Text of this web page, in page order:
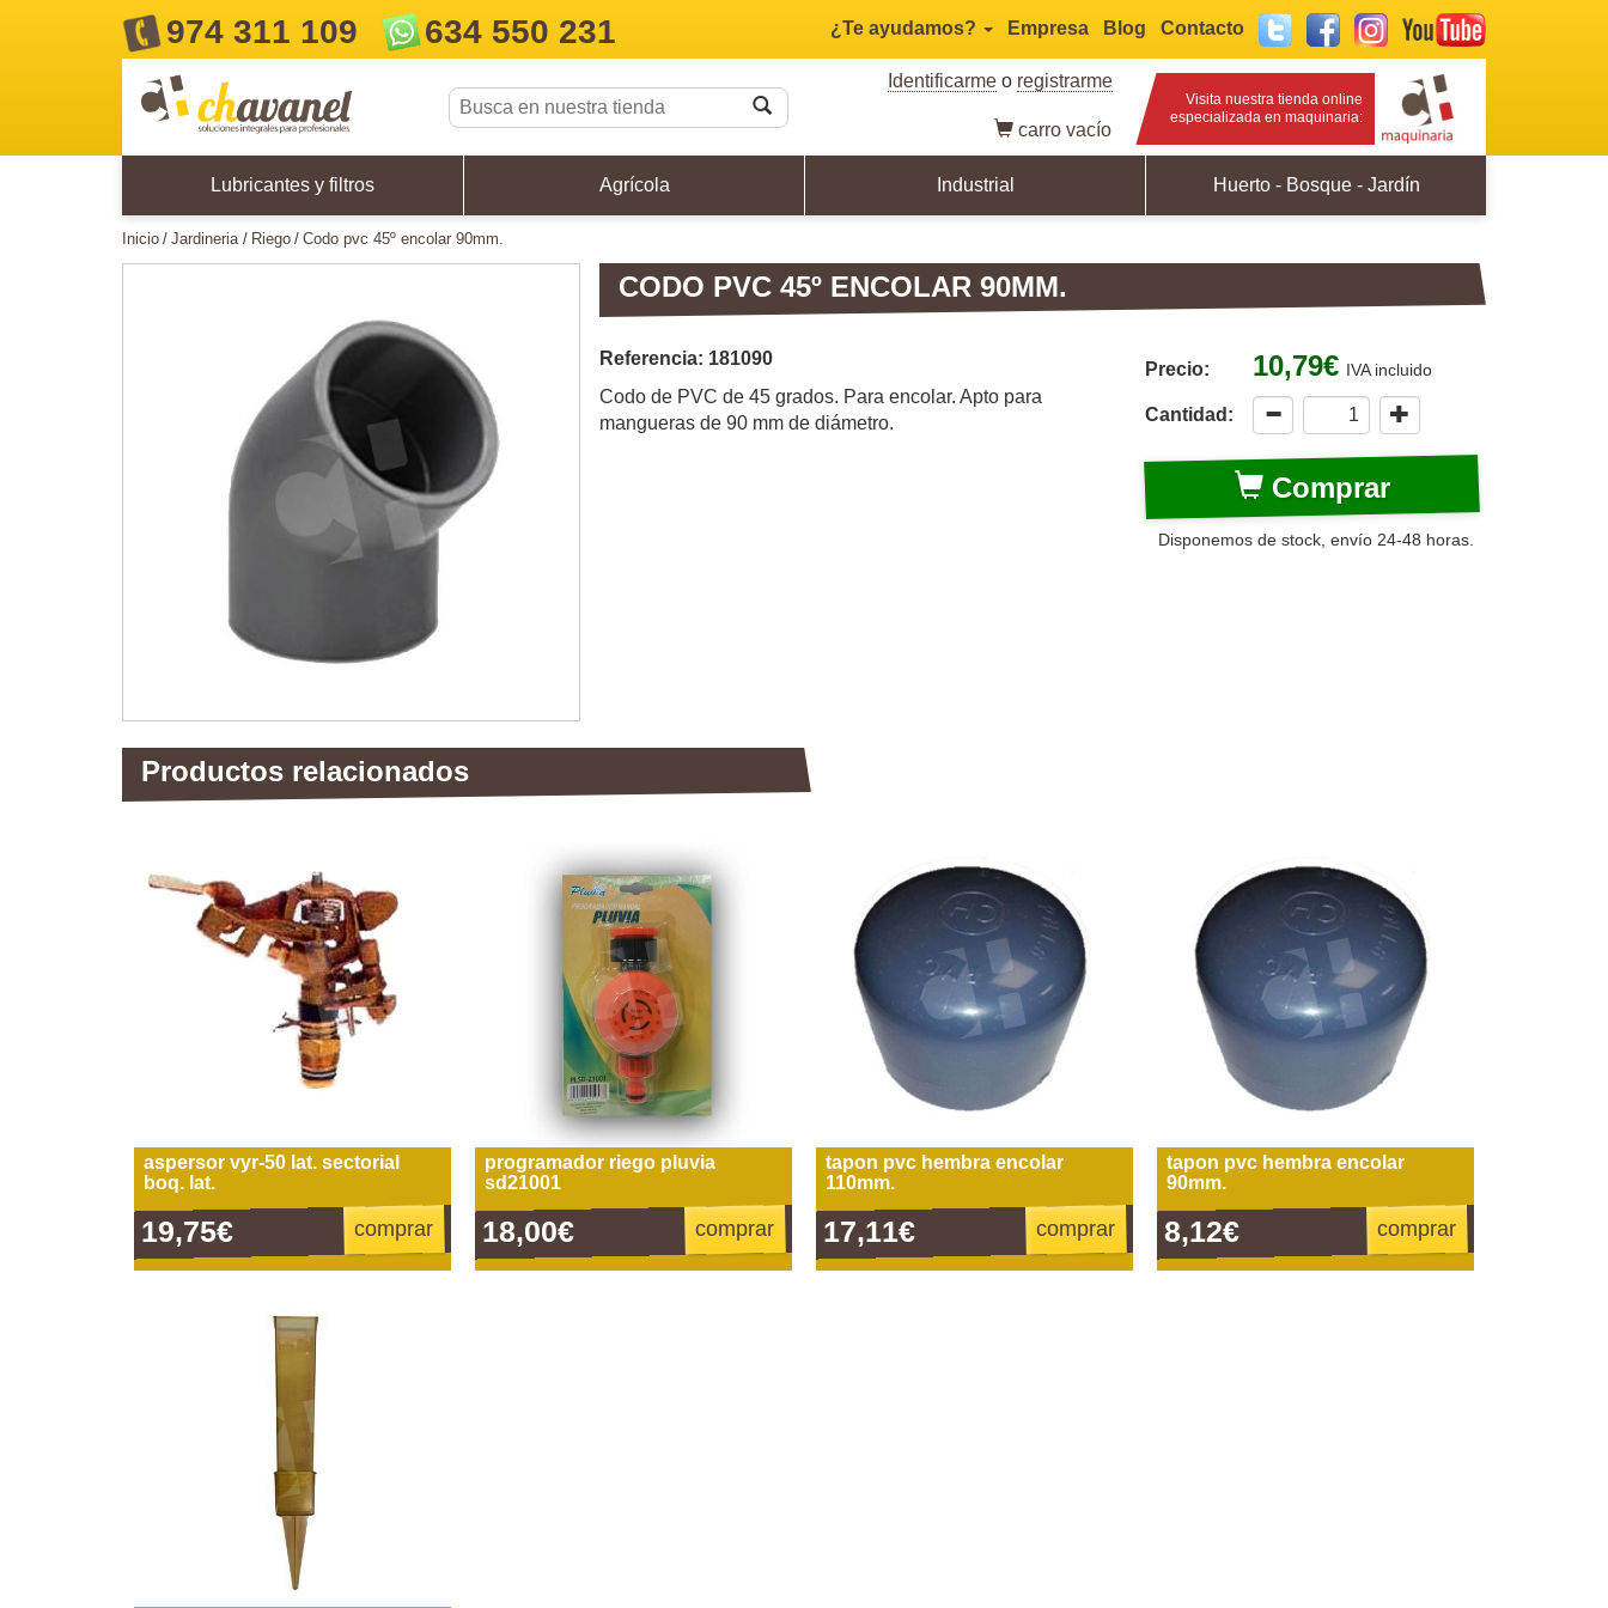
974 311 109 634 550 231 ¿Te ayudamos? Empresa Blog Contacto Twitter FacebookInstagram
Identificarmeo registrarme
carro vacío
Visita nuestra tienda online
especializada en maquinaria:
Lubricantes y filtros Agrícola Industrial Huerto - Bosque - Jardín
inicio jardineria riego codo pvc 45º encolar 90mm.
CODO PVC 45º ENCOLAR 90MM.
Precio: 10,79€ IVA incluido
Cantidad:
Comprar
Disponemos de stock, envío 24-48 horas.
Referencia: 181090
Codo de PVC de 45 grados. Para encolar. Apto para
mangueras de 90 mm de diámetro.
Productos relacionados
aspersor vyr-50 lat. sectorial
boq. lat.
19,75€ comprar
programador riego pluvia
sd21001
18,00€ comprar
tapon pvc hembra encolar
110mm.
17,11€ comprar
tapon pvc hembra encolar
90mm.
8,12€ comprar